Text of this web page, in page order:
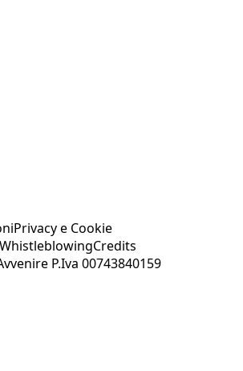
Privacy e Cookie
WhistleblowingCredits
P.Iva 00743840159